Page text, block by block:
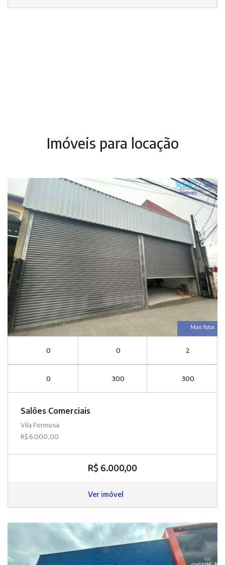
Imóveis para locação
Mais fotos
0 0 2
0 300 300
Salões Comerciais
Vila Formosa
R$ 6.000,00
R$ 6.000,00
Ver imóvel